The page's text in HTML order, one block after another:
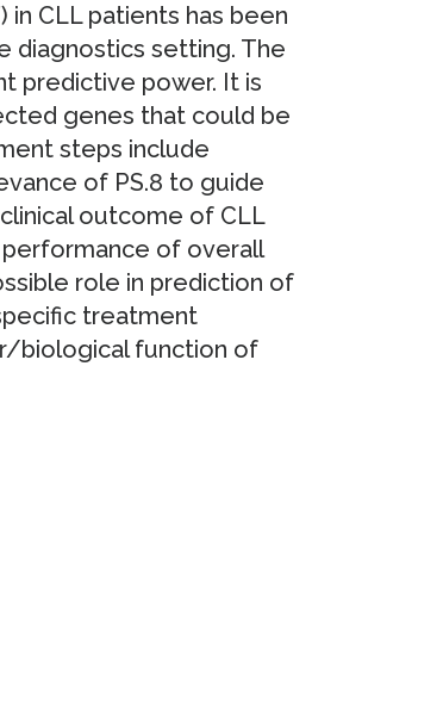
CLL patients has been
diagnostics setting. The
predictive power. It is
genes that could be
steps include
of PS.8 to guide
outcome of CLL
performance of overall
role in prediction of
treatment
biological function of